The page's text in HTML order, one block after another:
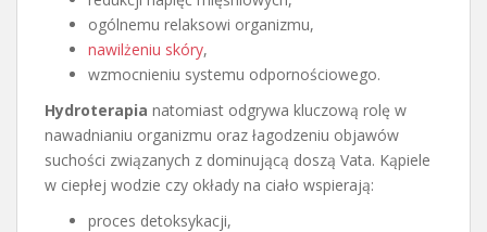
ogólnemu relaksowi organizmu,
nawilżeniu skóry,
wzmocnieniu systemu odpornościowego.
Hydroterapia natomiast odgrywa kluczową rolę w
nawadnianiu organizmu oraz łagodzeniu objawów
suchości związanych z dominującą doszą Vata. Kąpiele
w ciepłej wodzie czy okłady na ciało wspierają:
proces detoksykacji,